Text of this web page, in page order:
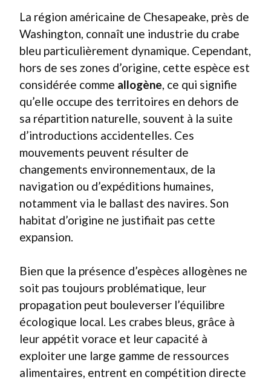
La région américaine de Chesapeake, près de
Washington, connaît une industrie du crabe
bleu particulièrement dynamique. Cependant,
hors de ses zones d’origine, cette espèce est
considérée comme allogène , ce qui signifie
qu’elle occupe des territoires en dehors de
sa répartition naturelle, souvent à la suite
d’introductions accidentelles. Ces
mouvements peuvent résulter de
changements environnementaux, de la
navigation ou d’expéditions humaines,
notamment via le ballast des navires. Son
habitat d’origine ne justifiait pas cette
expansion.
Bien que la présence d’espèces allogènes ne
soit pas toujours problématique, leur
propagation peut bouleverser l’équilibre
écologique local. Les crabes bleus, grâce à
leur appétit vorace et leur capacité à
exploiter une large gamme de ressources
alimentaires, entrent en compétition directe